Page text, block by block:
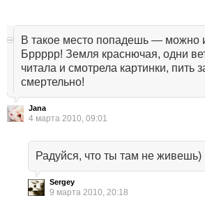
В такое место попадешь — можно
Бррррр! Земля краснючая, одни
читала и смотрела картинки, пить
смертельно!
Jana
4 марта 2010, 09:01
Радуйся, что ты там не живешь)
Sergey
9 марта 2010, 20:18